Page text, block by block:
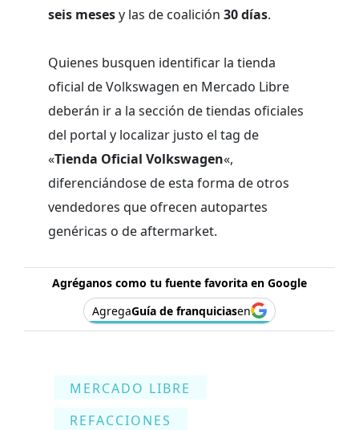
seis mesesy las de coalición 30 días.
Quienes busquen identificar la tienda
oficial de Volkswagen en Mercado Libre
deberán ir a la sección de tiendas oficiales
del portal y localizar justo el tag de
«Tienda Oficial Volkswagen«,
diferenciándose de esta forma de otros
vendedores que ofrecen autopartes
genéricas o de aftermarket.
Agréganos como tu fuente favorita en Google
AgregaGuía de franquiciasen
MERCADO LIBRE
REFACCIONES